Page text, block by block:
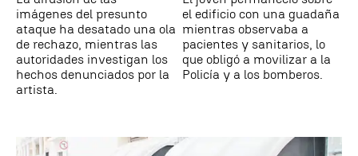
imágenes del presunto
ataque ha desatado una ola
de rechazo, mientras las
autoridades investigan los
hechos denunciados por la
artista.
el edificio con una guadaña
mientras observaba a
pacientes y sanitarios, lo
que obligó a movilizar a la
Policía y a los bomberos.